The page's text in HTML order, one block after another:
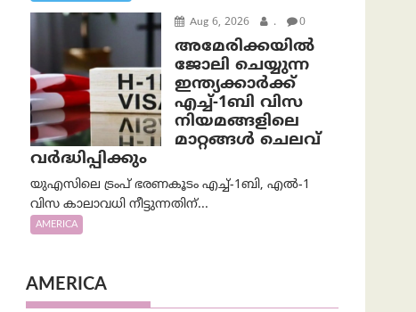
Aug 6, 2026 . 0
അമേരിക്കയില്‍
ജോലി ചെയ്യുന്ന
ഇന്ത്യക്കാർക്ക്
എച്ച്-1ബി വിസ
നിയമങ്ങളിലെ
മാറ്റങ്ങൾ ചെലവ്
വർദ്ധിപ്പിക്കും
യുഎസിലെ ട്രംപ് ഭരണകൂടം എച്ച്-1ബി, എൽ-1
വിസ കാലാവധി നീട്ടുന്നതിന്...
AMERICA
AMERICA